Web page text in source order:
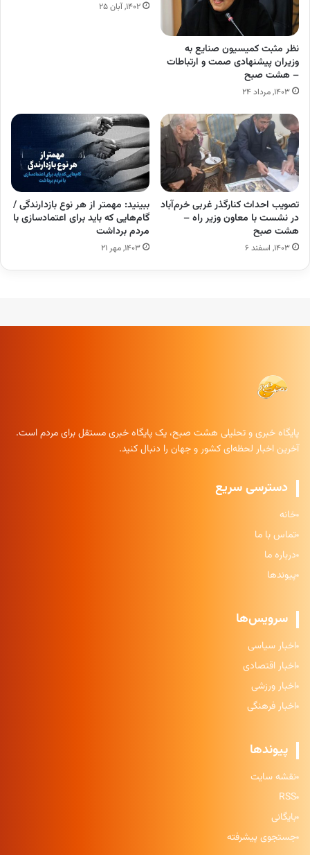
نظر مثبت کمیسیون صنایع به
وزیران پیشنهادی صمت و ارتباطات
– هشت صبح
۱۴۰۳, مرداد ۲۴
۱۴۰۲, آبان ۲۵
تصویب احداث کنارگذر غربی خرم‌آباد
در نشست با معاون وزیر راه –
هشت صبح
۱۴۰۳, اسفند ۶
ببینید: مهمتر از هر نوع بازدارندگی /
گام‌هایی که باید برای اعتمادسازی با
مردم برداشت
۱۴۰۳, مهر ۲۱
پایگاه خبری و تحلیلی هشت صبح، یک پایگاه خبری مستقل برای مردم است.
آخرین اخبار لحظه‌ای کشور و جهان را دنبال کنید.
دسترسی سریع
خانه
تماس با ما
درباره ما
پیوندها
سرویس‌ها
اخبار سیاسی
اخبار اقتصادی
اخبار ورزشی
اخبار فرهنگی
پیوندها
نقشه سایت
RSS
بایگانی
جستجوی پیشرفته